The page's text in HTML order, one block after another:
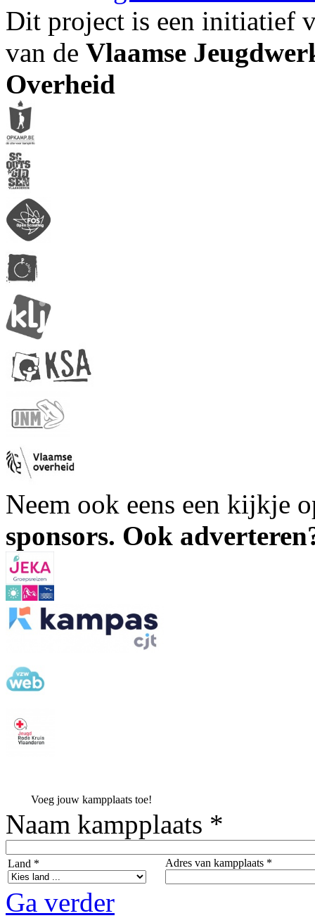
Dit project is een initiatief
van de Vlaamse
Overheid
Neem ook eens een kijkje
sponsors. Ook
Voeg jouw kampplaats toe!
Naam kampplaats *
Land * Adres van kampplaats *
Ga verder